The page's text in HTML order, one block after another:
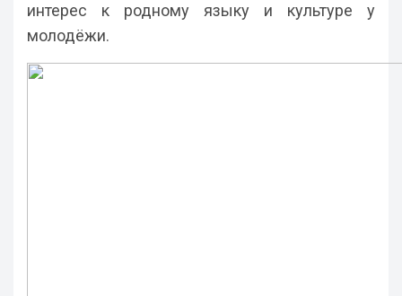
интерес к родному языку и культуре у
молодёжи.